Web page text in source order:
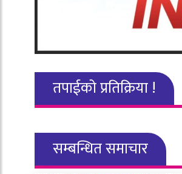
तपाईको प्रतिक्रिया !
सम्बन्धित समाचार